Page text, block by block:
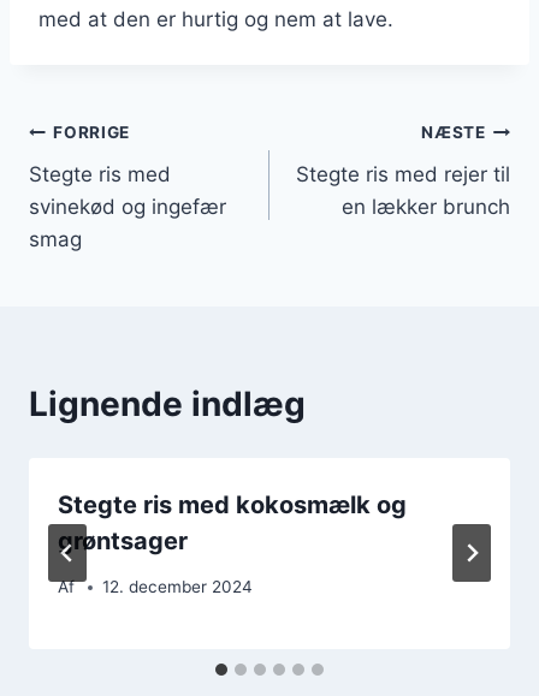
med at den er hurtig og nem at lave.
Indlægsnavigation
FORRIGE
Stegte ris med
svinekød og ingefær
smag
NÆSTE
Stegte ris med rejer til
en lækker brunch
Lignende indlæg
Stegte ris med kokosmælk og
grøntsager
Af 12. december 2024